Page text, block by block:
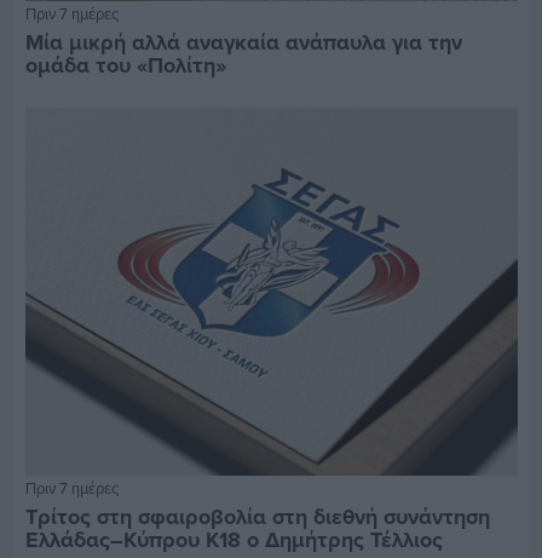
Πριν 7 ημέρες
Μία μικρή αλλά αναγκαία ανάπαυλα για την
ομάδα του «Πολίτη»
Πριν 7 ημέρες
Τρίτος στη σφαιροβολία στη διεθνή συνάντηση
Ελλάδας–Κύπρου Κ18 ο Δημήτρης Τέλλιος